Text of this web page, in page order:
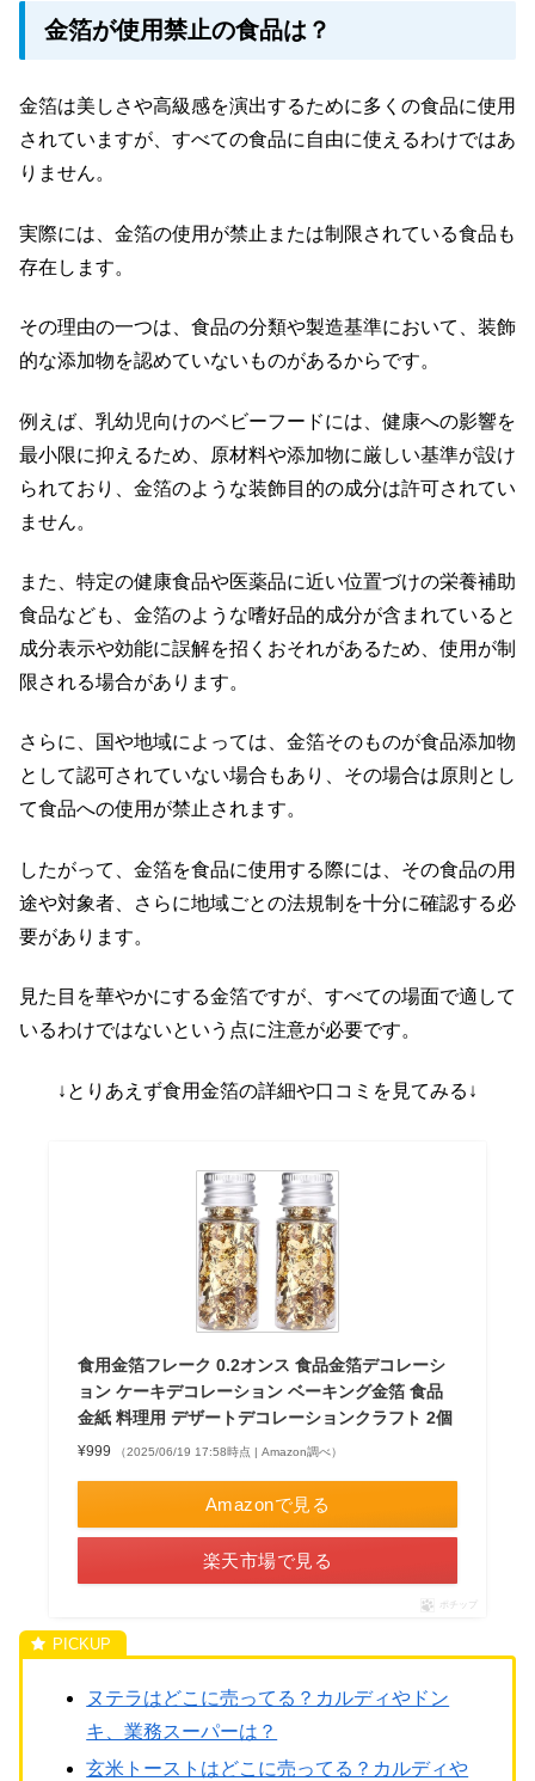
金箔が使用禁止の食品は？
金箔は美しさや高級感を演出するために多くの食品に使用
されていますが、すべての食品に自由に使えるわけではあ
りません。
実際には、金箔の使用が禁止または制限されている食品も
存在します。
その理由の一つは、食品の分類や製造基準において、装飾
的な添加物を認めていないものがあるからです。
例えば、乳幼児向けのベビーフードには、健康への影響を
最小限に抑えるため、原材料や添加物に厳しい基準が設け
られており、金箔のような装飾目的の成分は許可されてい
ません。
また、特定の健康食品や医薬品に近い位置づけの栄養補助
食品なども、金箔のような嗜好品的成分が含まれていると
成分表示や効能に誤解を招くおそれがあるため、使用が制
限される場合があります。
さらに、国や地域によっては、金箔そのものが食品添加物
として認可されていない場合もあり、その場合は原則とし
て食品への使用が禁止されます。
したがって、金箔を食品に使用する際には、その食品の用
途や対象者、さらに地域ごとの法規制を十分に確認する必
要があります。
見た目を華やかにする金箔ですが、すべての場面で適して
いるわけではないという点に注意が必要です。
↓とりあえず食用金箔の詳細や口コミを見てみる↓
食用金箔フレーク 0.2オンス 食品金箔デコレーシ
ョン ケーキデコレーション ベーキング金箔 食品
金紙 料理用 デザートデコレーションクラフト 2個
¥999 （2025/06/19 17:58時点 | Amazon調べ）
Amazonで見る
楽天市場で見る
ポチップ
ヌテラはどこに売ってる？カルディやドン
キ、業務スーパーは？
玄米トーストはどこに売ってる？カルディや